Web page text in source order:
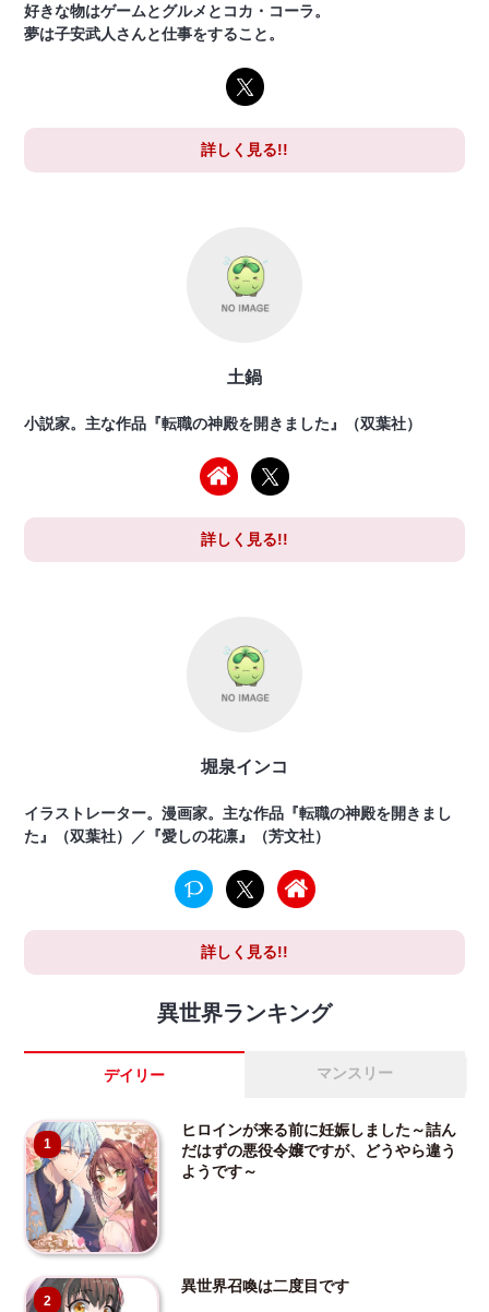
好きな物はゲームとグルメとコカ・コーラ。
夢は子安武人さんと仕事をすること。
詳しく見る!!
土鍋
小説家。主な作品『転職の神殿を開きました』（双葉社）
詳しく見る!!
堀泉インコ
イラストレーター。漫画家。主な作品『転職の神殿を開きまし
た』（双葉社）／『愛しの花凛』（芳文社）
詳しく見る!!
異世界ランキング
デイリー マンスリー
1
ヒロインが来る前に妊娠しました～詰ん
だはずの悪役令嬢ですが、どうやら違う
ようです～
2
異世界召喚は二度目です